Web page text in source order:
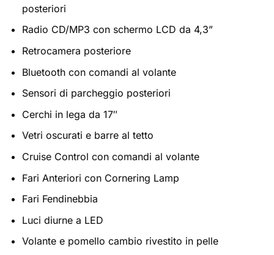
posteriori
Radio CD/MP3 con schermo LCD da 4,3”
Retrocamera posteriore
Bluetooth con comandi al volante
Sensori di parcheggio posteriori
Cerchi in lega da 17″
Vetri oscurati e barre al tetto
Cruise Control con comandi al volante
Fari Anteriori con Cornering Lamp
Fari Fendinebbia
Luci diurne a LED
Volante e pomello cambio rivestito in pelle